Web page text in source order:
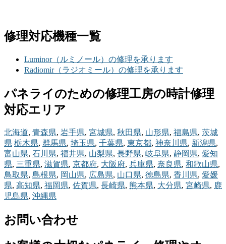
修理対応機種一覧
Luminor（ルミノール）の修理を承ります
Radiomir（ラジオミール）の修理を承ります
パネライのための修理工房の時計修理
対応エリア
北海道, 青森県, 岩手県, 宮城県, 秋田県, 山形県, 福島県, 茨城
県 栃木県, 群馬県, 埼玉県, 千葉県, 東京都, 神奈川県, 新潟県,
富山県, 石川県, 福井県, 山梨県, 長野県, 岐阜県, 静岡県, 愛知
県, 三重県, 滋賀県, 京都府, 大阪府, 兵庫県, 奈良県, 和歌山県,
鳥取県, 島根県, 岡山県, 広島県, 山口県, 徳島県, 香川県, 愛媛
県, 高知県, 福岡県, 佐賀県, 長崎県, 熊本県, 大分県, 宮崎県, 鹿
児島県, 沖縄県
お問い合わせ